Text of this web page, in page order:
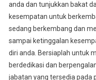
anda dan tunjukkan bakat
kesempatan untuk
sedang berkembang dan
sampai ketinggalan
diri anda. Bersiaplah untuk
berdedikasi dan
jabatan yang tersedia pada